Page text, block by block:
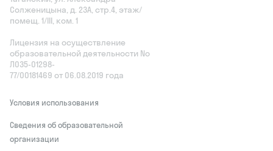
Солженицына, д. 23А, стр.4, этаж/
помещ. 1/III, ком. 1
Лицензия на осуществление
образовательной деятельности No
Л035‑01298-
77/00181469 от 06.08.2019 года
Условия использования
Сведения об образовательной
организации